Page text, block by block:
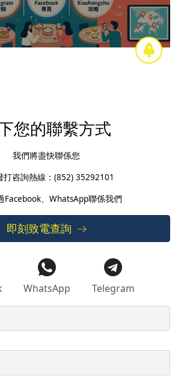
您的聯繫方式
我們將盡快聯係您
打咨詢熱線：(852) 35292101
Facebook、WhatsApp聯係我們
即刻致電查詢
WhatsApp Telegram